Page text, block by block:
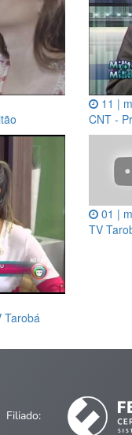
11 |
CNT -
Tarobá
01 |
TV
Filiado: